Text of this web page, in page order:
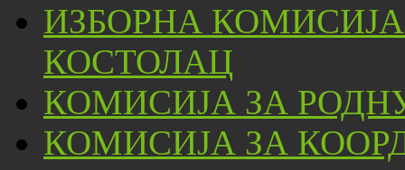
ИЗБОРНА
КОСТОЛАЦ
КОМИСИЈА ЗА
КОМИСИЈА ЗА